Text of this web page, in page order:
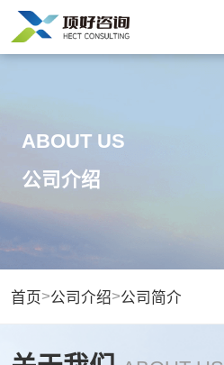
ABOUT US
公司介绍
首页>公司介绍>公司简介